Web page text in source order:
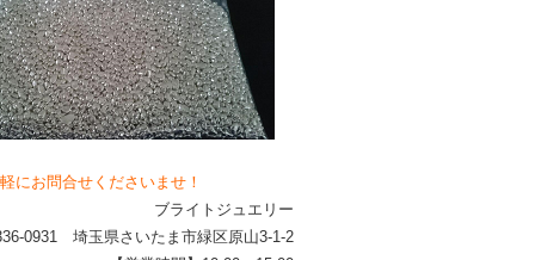
にお問合せくださいませ！
ブライトジュエリー
0931 埼玉県さいたま市緑区原山3-1-2